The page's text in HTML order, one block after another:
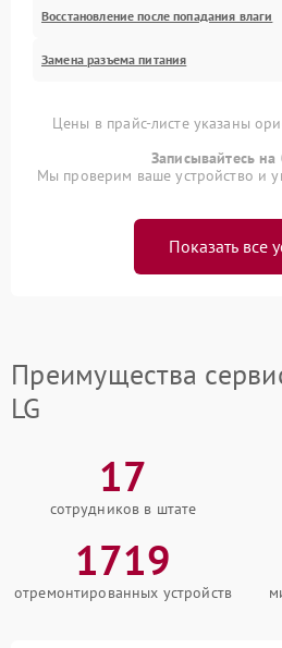
Восстановление после попадания влаги
Замена разъема питания
Цены в прайс-листе указаны
Записывайтесь на
Мы проверим ваше устройство и
Показать все
Преимущества
LG
17
сотрудников в штате
1719
отремонтированных устройств